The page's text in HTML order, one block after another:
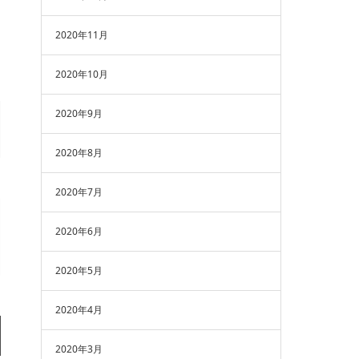
2020年11月
2020年10月
2020年9月
2020年8月
2020年7月
2020年6月
2020年5月
2020年4月
2020年3月